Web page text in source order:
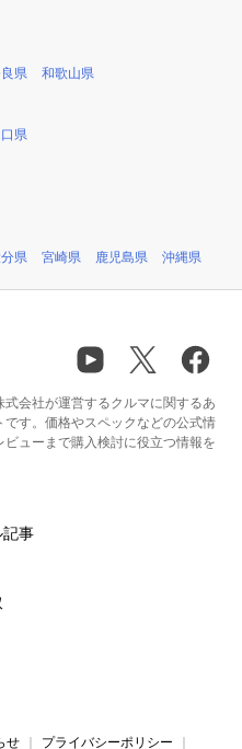
県 和歌山県
県
県 宮崎県 鹿児島県 沖縄県
会社が運営するクルマに関するあ
す。価格やスペックなどの公式情
ューまで購入検討に役立つ情報を
記事
せ プライバシーポリシー